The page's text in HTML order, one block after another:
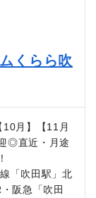
くらら吹
月】【11月
◎直近・月途
「吹田駅」北
阪急「吹田